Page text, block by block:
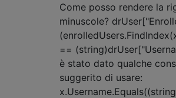
Come posso rendere la
minuscole?
==
è stato dato qualche
suggerito di usare: